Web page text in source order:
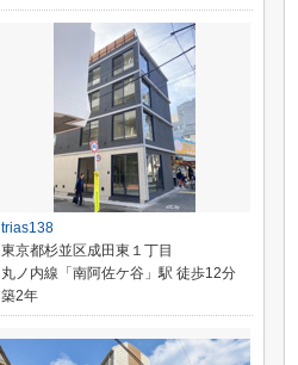
trias138
東京都杉並区成田東１丁目
丸ノ内線「南阿佐ケ谷」駅 徒歩12分
築2年